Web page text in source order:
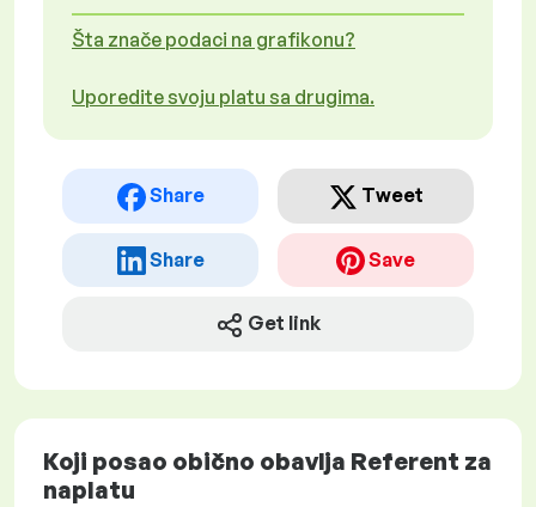
Šta znače podaci na grafikonu?
Uporedite svoju platu sa drugima.
Share Tweet
Share Save
Get link
Koji posao obično obavlja Referent za
naplatu